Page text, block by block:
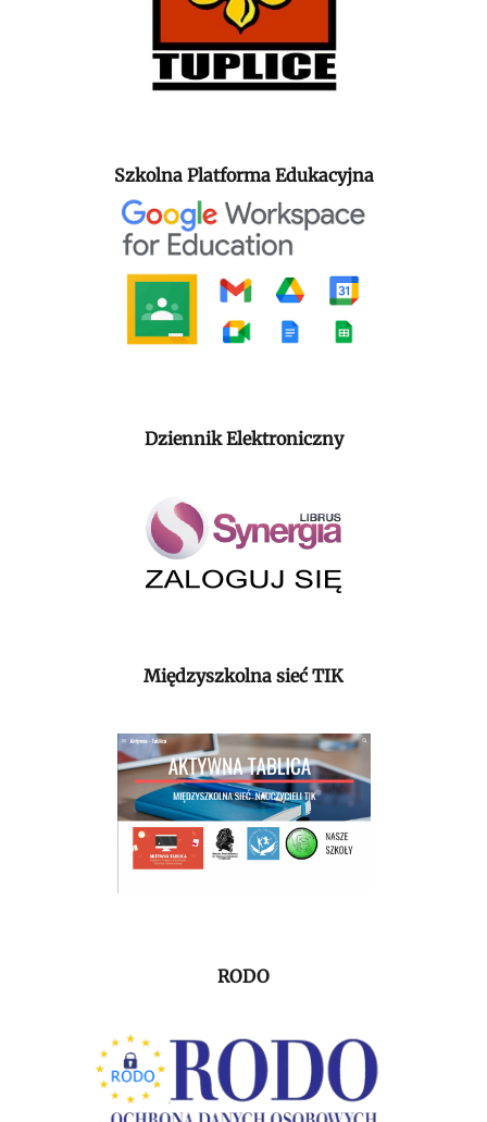
Szkolna Platforma Edukacyjna
Dziennik Elektroniczny
Międzyszkolna sieć TIK
RODO